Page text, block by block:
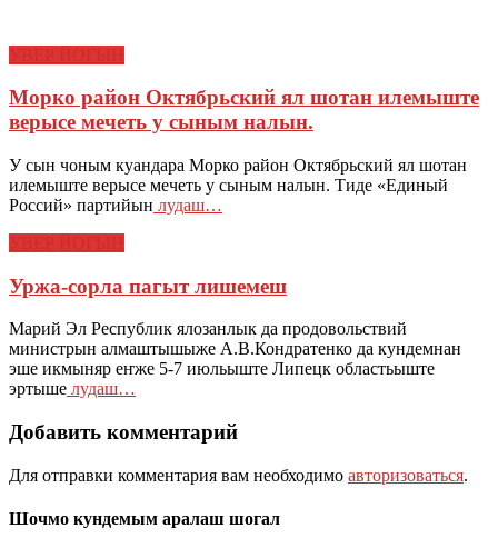
Морко район Октябрьский ял шотан илемыште
верысе мечеть у сыным налын.
У сын чоным куандара Морко район Октябрьский ял шотан
илемыште верысе мечеть у сыным налын. Тиде «Единый
Россий» партийын лудаш…
Уржа-сорла пагыт лишемеш
Марий Эл Республик ялозанлык да продовольствий
министрын алмаштышыже А.В.Кондратенко да кундемнан
эше икмыняр еҥже 5-7 июльыште Липецк областьыште
эртыше лудаш…
Добавить комментарий
Для отправки комментария вам необходимо авторизоваться.
Шочмо кундемым аралаш шогал